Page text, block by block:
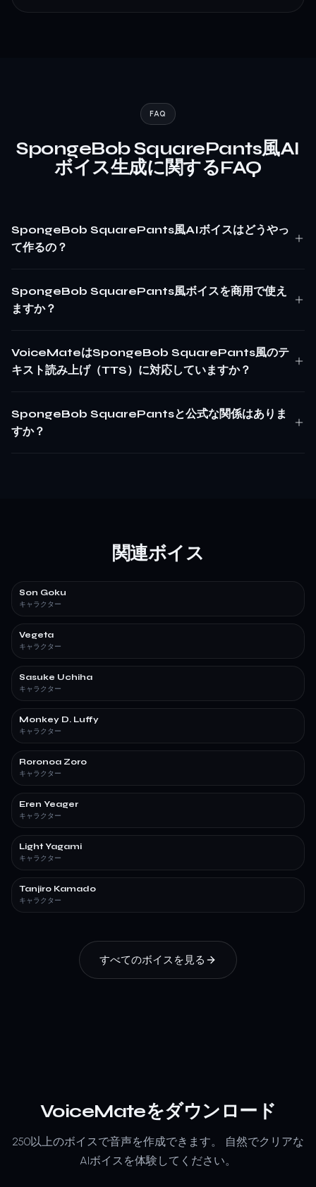
FAQ
SpongeBob SquarePants風AI
ボイス生成に関するFAQ
SpongeBob SquarePants風AIボイスはどうやっ
て作るの？
SpongeBob SquarePants風ボイスを商用で使え
ますか？
VoiceMateはSpongeBob SquarePants風のテ
キスト読み上げ（TTS）に対応していますか？
SpongeBob SquarePantsと公式な関係はありま
すか？
関連ボイス
Son Goku
キャラクター
Vegeta
キャラクター
Sasuke Uchiha
キャラクター
Monkey D. Luffy
キャラクター
Roronoa Zoro
キャラクター
Eren Yeager
キャラクター
Light Yagami
キャラクター
Tanjiro Kamado
キャラクター
すべてのボイスを見る
VoiceMateをダウンロード
250以上のボイスで音声を作成できます。
自然でクリアな
AIボイスを体験してください。